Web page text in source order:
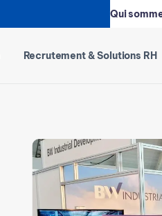
Qui
Recrutement & Solutions RH